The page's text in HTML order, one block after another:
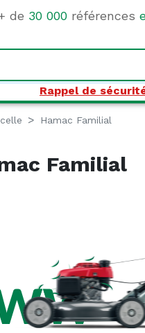
de 30 000 références
Rappel de
Hamac Familial
Familial